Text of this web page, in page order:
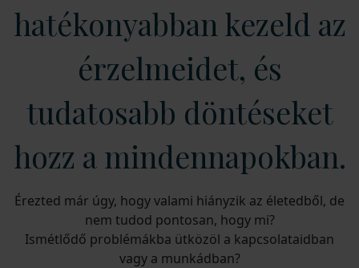
hatékonyabban kezeld az
érzelmeidet, és
tudatosabb döntéseket
hozz a mindennapokban.
Érezted már úgy, hogy valami hiányzik az életedből, de
nem tudod pontosan, hogy mi?
Ismétlődő problémákba ütközöl a kapcsolataidban
vagy a munkádban?